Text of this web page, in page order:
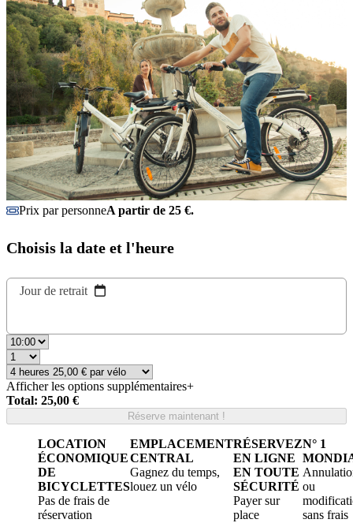
Prix par personneA partir de 25 €.
Choisis la date et l'heure
Jour de retrait
Afficher les options supplémentaires+
Total: 25,00 €
Réserve maintenant !
LOCATION
ÉCONOMIQUE
DE
BICYCLETTES
Pas de frais de
réservation
EMPLACEMENT
CENTRAL
Gagnez du temps,
louez un vélo
RÉSERVEZ
EN LIGNE
EN TOUTE
SÉCURITÉ
Payer sur
place
N° 1
ou
sans frais